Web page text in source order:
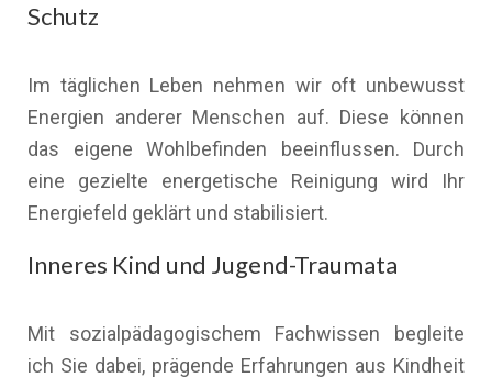
Schutz
Im täglichen Leben nehmen wir oft unbewusst
Energien anderer Menschen auf. Diese können
das eigene Wohlbefinden beeinflussen. Durch
eine gezielte energetische Reinigung wird Ihr
Energiefeld geklärt und stabilisiert.
Inneres Kind und Jugend-Traumata
Mit sozialpädagogischem Fachwissen begleite
ich Sie dabei, prägende Erfahrungen aus Kindheit